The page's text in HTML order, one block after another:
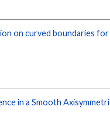
on curved boundaries
in a Smooth